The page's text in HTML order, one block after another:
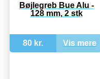
Bøjlegreb Bue Alu -
128 mm, 2 stk
80 kr. Vis mere